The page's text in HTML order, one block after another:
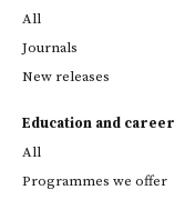
All
Journals
New releases
Education and career
All
Programmes we offer